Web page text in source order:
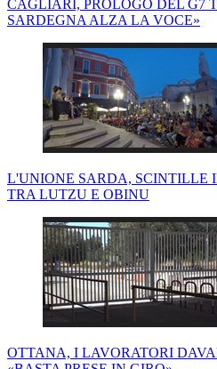
CAGLIARI, PROLOGO DEL G7
SARDEGNA ALZA LA VOCE»
L'UNIONE SARDA, SCINTILLE
TRA LUTZU E OBINU
OTTANA, I LAVORATORI